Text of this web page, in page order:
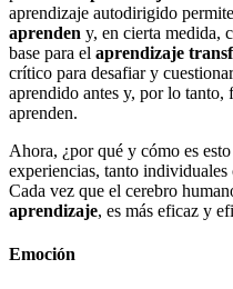
aprendizaje autodirigido
aprenden y, en cierta medida,
base para el aprendizaje
crítico para desafiar y
aprendido antes y, por lo tanto,
aprenden.
Ahora, ¿por qué y cómo es
experiencias, tanto
Cada vez que el cerebro
aprendizaje, es más eficaz y
Emoción